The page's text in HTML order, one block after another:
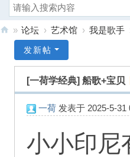
» 论坛 › 艺术馆 › 我是歌手
发新帖
[一荷学经典] 船歌+宝贝
一荷 发表于 2025-5-31
小小印尼